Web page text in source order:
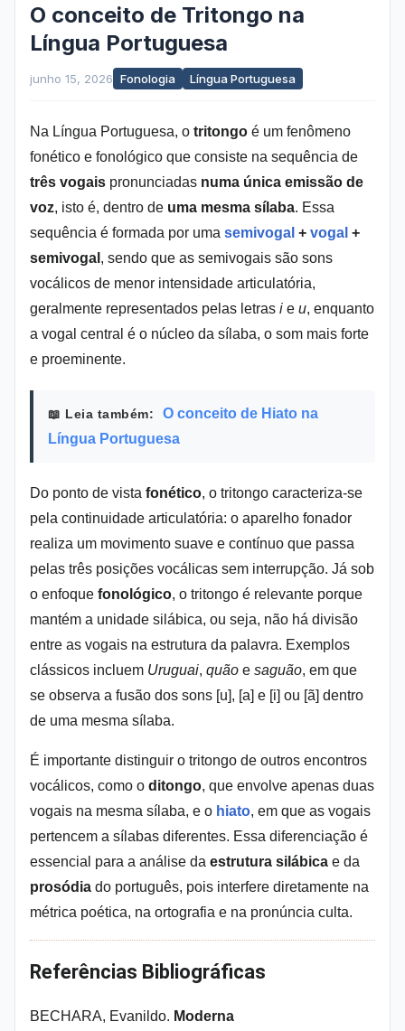
O conceito de Tritongo na
Língua Portuguesa
junho 15, 2026 Fonologia Língua Portuguesa
Na Língua Portuguesa, o tritongo é um fenômeno
três vogais pronunciadas numa única emissão de
voz, isto é, dentro de uma mesma sílaba. Essa
sequência é formada por uma semivogal + vogal +
semivogal , sendo que as semivogais são sons
vocálicos de menor intensidade articulatória,
geralmente representados pelas letras i e u, enquanto
a vogal central é o núcleo da sílaba, o som mais forte
e proeminente.
📖 Leia também:
O conceito de Hiato na
Língua Portuguesa
Do ponto de vista fonético, o tritongo caracteriza-se
pela continuidade articulatória: o aparelho fonador
realiza um movimento suave e contínuo que passa
pelas três posições vocálicas sem interrupção. Já sob
o enfoque fonológico, o tritongo é relevante porque
mantém a unidade silábica, ou seja, não há divisão
entre as vogais na estrutura da palavra. Exemplos
clássicos incluem Uruguai, quão e saguão, em que
se observa a fusão dos sons [u], [a] e [i] ou [ã] dentro
de uma mesma sílaba.
É importante distinguir o tritongo de outros encontros
vocálicos, como o ditongo, que envolve apenas duas
vogais na mesma sílaba, e o hiato, em que as vogais
pertencem a sílabas diferentes. Essa diferenciação é
essencial para a análise da estrutura silábica
prosódia do português, pois interfere diretamente na
métrica poética, na ortografia e na pronúncia culta.
Referências Bibliográficas
BECHARA, Evanildo. Moderna